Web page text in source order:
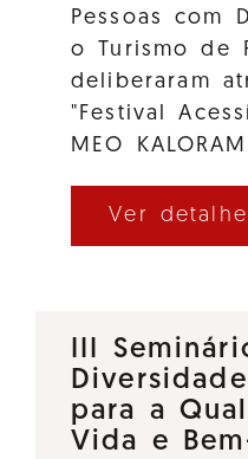
Pessoas com
o Turismo de
deliberaram
"Festival
MEO
Ver
III
para a
Vida e